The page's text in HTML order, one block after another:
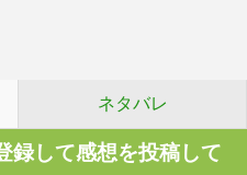
ネタバレ
録して感想を投稿して